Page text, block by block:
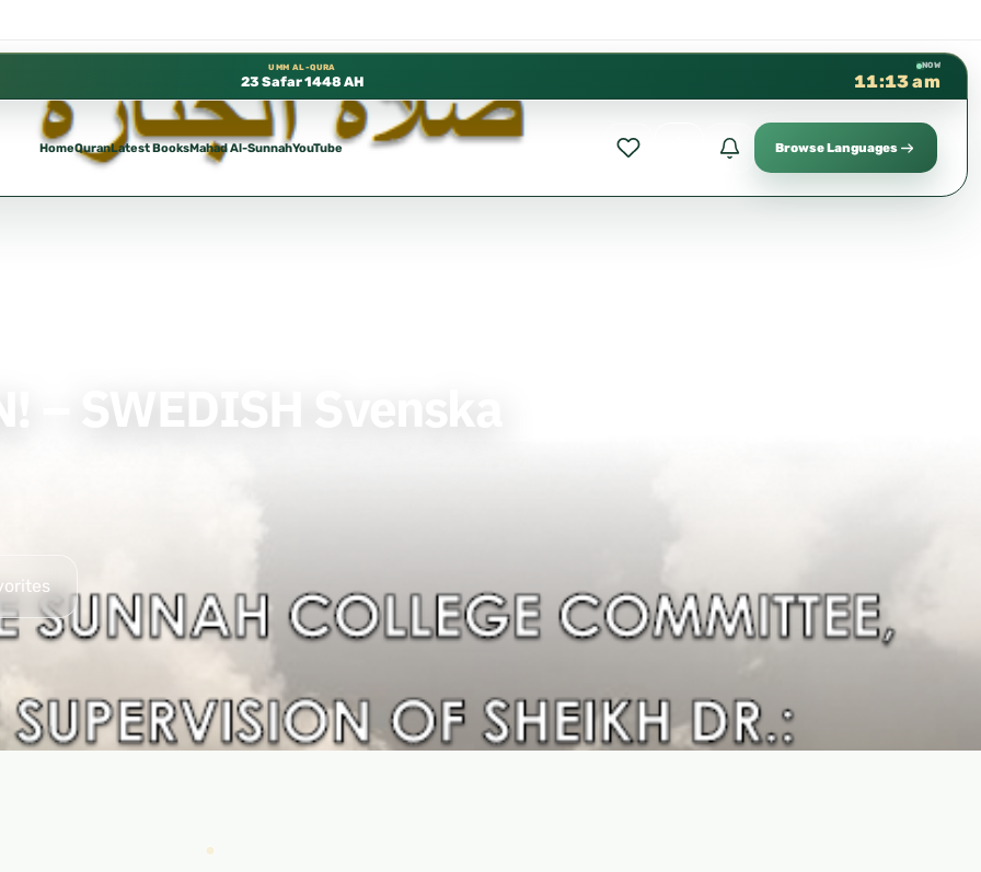
UMM AL-QURA
23 Safar 1448 AH
NOW
11:13 am
HomeQuranLatest BooksMahad Al-SunnahYouTube Browse Languages
– SWEDISH Svenska